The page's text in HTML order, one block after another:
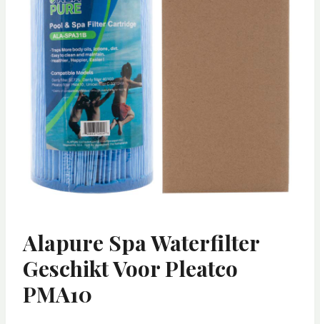
Alapure Spa Waterfilter
Geschikt Voor Pleatco
PMA10